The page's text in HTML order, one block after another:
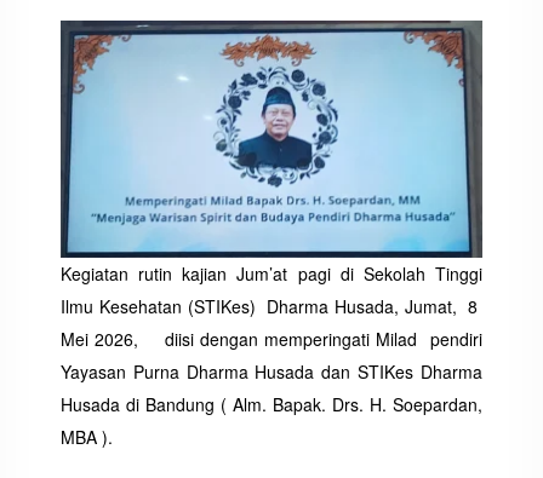
Kegiatan rutin kajian Jum’at pagi di Sekolah Tinggi
Ilmu Kesehatan (STIKes) Dharma Husada, Jumat, 8
Mei 2026, diisi dengan memperingati Milad pendiri
Yayasan Purna Dharma Husada dan STIKes Dharma
Husada di Bandung ( Alm. Bapak. Drs. H. Soepardan,
MBA ).